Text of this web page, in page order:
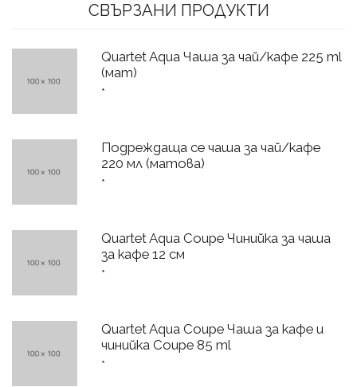
СВЪРЗАНИ ПРОДУКТИ
Quartet Aqua Чаша за чай/кафе 225 ml
(мат)
*
Подреждаща се чаша за чай/кафе
220 мл (матова)
*
Quartet Aqua Coupe Чинийка за чаша
за кафе 12 см
*
Quartet Aqua Coupe Чаша за кафе и
чинийка Coupe 85 ml
*